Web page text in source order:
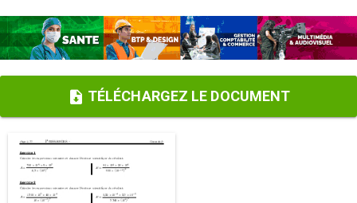
TÉLÉCHARGEZ LE DOCUMENT